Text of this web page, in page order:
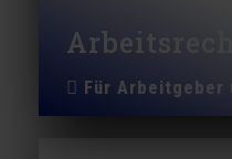
Arbeitsrecht
Für Arbeitgeber